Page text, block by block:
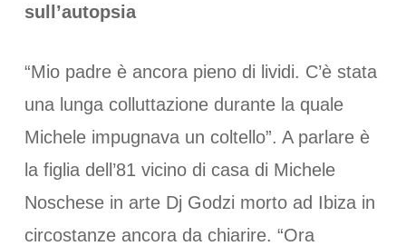
sull’autopsia
“Mio padre è ancora pieno di lividi. C’è stata
una lunga colluttazione durante la quale
Michele impugnava un coltello”. A parlare è
la figlia dell’81 vicino di casa di Michele
Noschese in arte Dj Godzi morto ad Ibiza in
circostanze ancora da chiarire. “Ora